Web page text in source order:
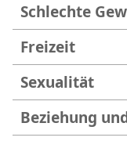
Schlechte
Freizeit
Sexualität
Beziehung